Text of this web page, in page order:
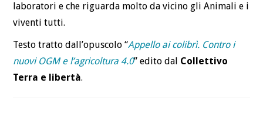
laboratori e che riguarda molto da vicino gli Animali e i
viventi tutti.
Testo tratto dall’opuscolo “Appello ai colibrì. Contro i
nuovi OGM e l’agricoltura 4.0” edito dal Collettivo
Terra e libertà.